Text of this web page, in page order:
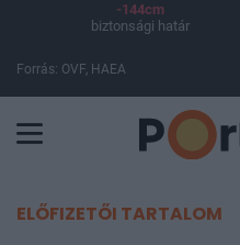
-144cm
biztonsági határ
Forrás: OVF, HAEA
ELŐFIZETŐI TARTALOM